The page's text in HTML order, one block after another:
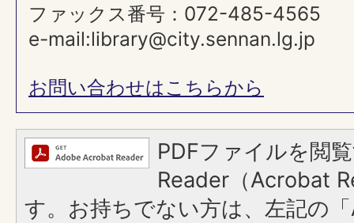
ファックス番号：072-485-4565
e-mail:library@city.sennan.lg.jp
お問い合わせはこちらから
PDFファイルを閲
Reader（Acrobat
す。お持ちでない方は、左記の